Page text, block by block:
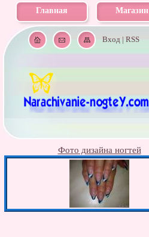
Главная Магазин
Вход| RSS
Фото дизайна ногтей